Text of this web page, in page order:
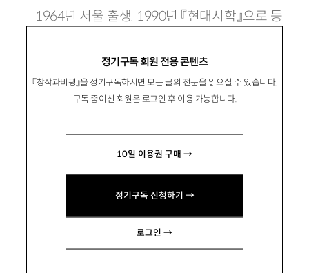
정기구독 회원 전용 콘텐츠
『창작과비평』을 정기구독하시면 모든 글의 전문을 읽으실 수 있습니다.
구독 중이신 회원은 로그인 후 이용 가능합니다.
10일 이용권 구매 →
정기구독 신청하기 →
로그인 →
1964년 서울 출생. 1990년 『현대시학』으로 등
에 바치다』 등이 있음.
수(數)